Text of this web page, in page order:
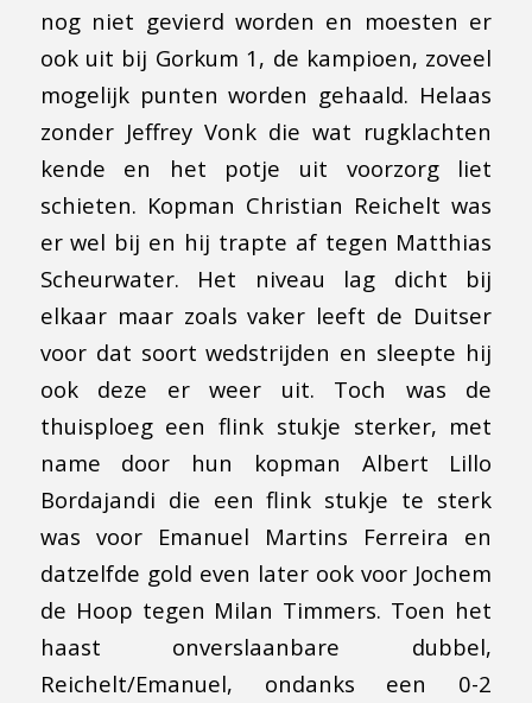
nog niet gevierd worden en moesten er
ook uit bij Gorkum 1, de kampioen, zoveel
mogelijk punten worden gehaald. Helaas
zonder Jeffrey Vonk die wat rugklachten
kende en het potje uit voorzorg liet
schieten. Kopman Christian Reichelt was
er wel bij en hij trapte af tegen Matthias
Scheurwater. Het niveau lag dicht bij
elkaar maar zoals vaker leeft de Duitser
voor dat soort wedstrijden en sleepte hij
ook deze er weer uit. Toch was de
thuisploeg een flink stukje sterker, met
name door hun kopman Albert Lillo
Bordajandi die een flink stukje te sterk
was voor Emanuel Martins Ferreira en
datzelfde gold even later ook voor Jochem
de Hoop tegen Milan Timmers. Toen het
haast onverslaanbare dubbel,
Reichelt/Emanuel, ondanks een 0-2